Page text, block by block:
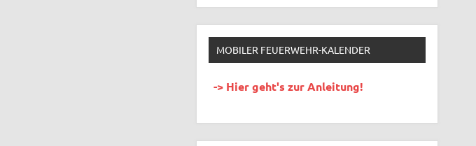
MOBILER FEUERWEHR-KALENDER
-> Hier geht's zur Anleitung!